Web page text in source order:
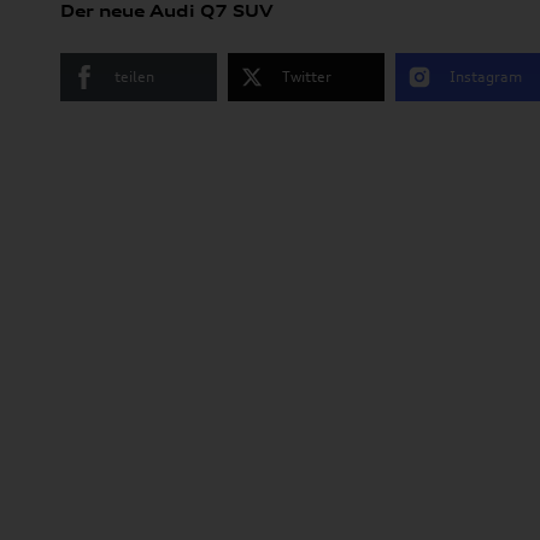
Der neue Audi Q7 SUV
teilen Twitter Instagram